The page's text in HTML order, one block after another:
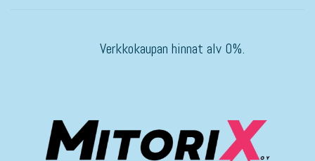
Verkkokaupan hinnat alv 0%.